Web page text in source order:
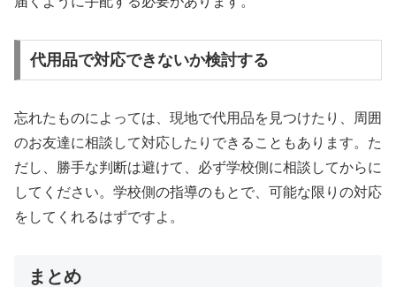
代用品で対応できないか検討する
忘れたものによっては、現地で代用品を見つけたり、周囲
のお友達に相談して対応したりできることもあります。た
だし、勝手な判断は避けて、必ず学校側に相談してからに
してください。学校側の指導のもとで、可能な限りの対応
をしてくれるはずですよ。
まとめ